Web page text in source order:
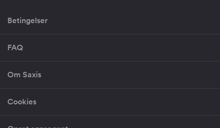
Betingelser
FAQ
Om Saxis
Cookies